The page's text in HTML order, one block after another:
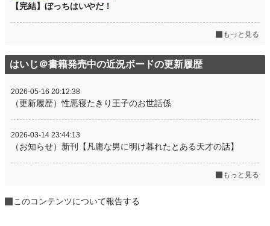
【完結】ぼっちはいやだ！
もっと見る
はいじ＠書籍発売中の近況ボードの更新履歴
2026-05-16 20:12:38
（更新履歴）性悪寝たきり王子のお世話係
2026-03-14 23:44:13
（お知らせ）新刊【凡庸な男に明け暮れたとある天才の話】
もっと見る
このコンテンツについて報告する